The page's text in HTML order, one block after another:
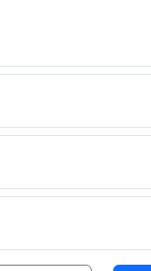
Potężnie
o
w środę (10 czerwca)
dojdzie do
w TVP Sport o